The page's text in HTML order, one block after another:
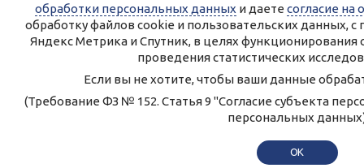
обработки персональных данных и даете согласие на
обработку файлов cookie и пользовательских данных,
Яндекс Метрика и Спутник, в целях функционирования
проведения статистических
Если вы не хотите, чтобы ваши данные
(Требование ФЗ № 152. Статья 9 "Согласие субъекта
персональных
OK